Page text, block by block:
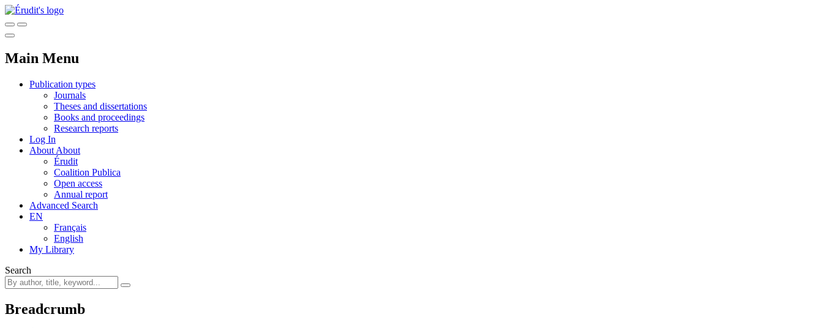
Main Menu
Publication types
Journals
Theses and dissertations
Books and proceedings
Research reports
Log In
About About
Érudit
Coalition Publica
Open access
Annual report
Advanced Search
EN
Français
English
My Library
Search
Breadcrumb